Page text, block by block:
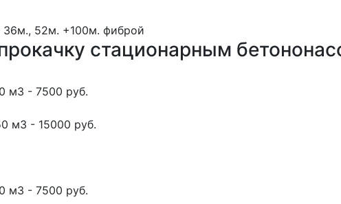
36м., 52м. +100м. фиброй
стационарным
м3 - 7500 руб.
м3 - 15000 руб.
м3 - 7500 руб.